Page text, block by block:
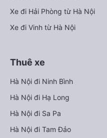
Xe đi Hải Phòng từ Hà Nội
Xe đi Vinh từ Hà Nội
Thuê xe
Hà Nội đi Ninh Bình
Hà Nội đi Hạ Long
Hà Nội đi Sa Pa
Hà Nội đi Tam Đảo